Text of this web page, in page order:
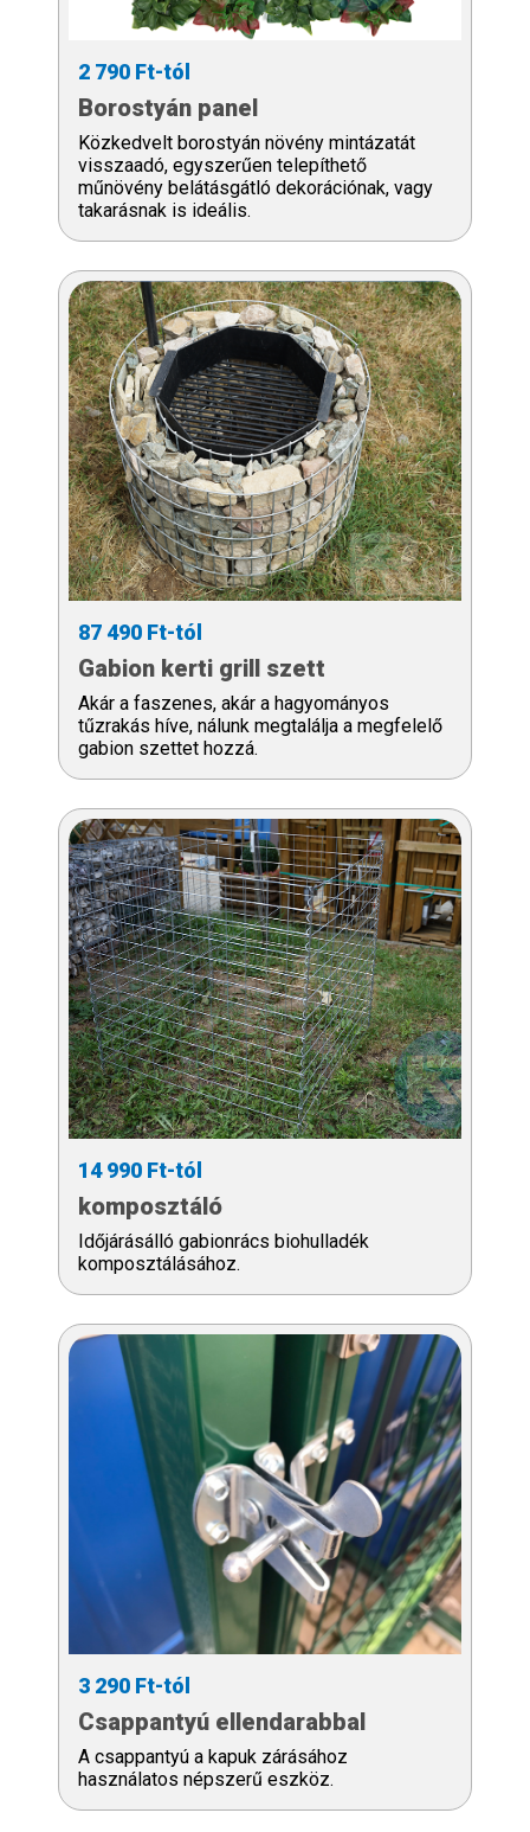
2 790 Ft-tól
Borostyán panel
Közkedvelt borostyán növény mintázatát
visszaadó, egyszerűen telepíthető
műnövény belátásgátló dekorációnak, vagy
takarásnak is ideális.
87 490 Ft-tól
Gabion kerti grill szett
Akár a faszenes, akár a hagyományos
tűzrakás híve, nálunk megtalálja a megfelelő
gabion szettet hozzá.
14 990 Ft-tól
komposztáló
Időjárásálló gabionrács biohulladék
komposztálásához.
3 290 Ft-tól
Csappantyú ellendarabbal
A csappantyú a kapuk zárásához
használatos népszerű eszköz.